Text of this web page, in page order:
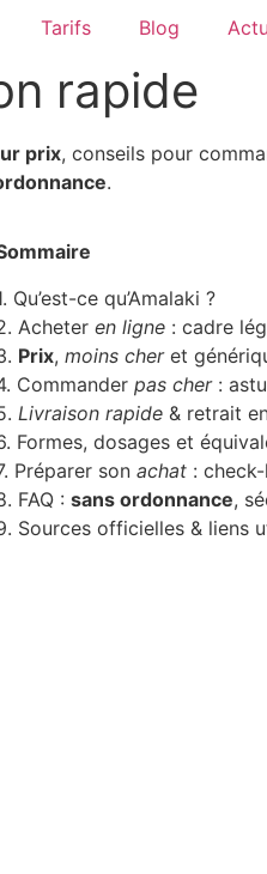
Tarifs Blog
rapide
prix, conseils pour
.
Qu’est-ce qu’Amalaki ?
Acheter en ligne : cadre
Prix, moins cheret
Commander pas cher:
Livraison rapide & retrait
Formes, dosages et
Préparer son achat :
FAQ : sans ordonnance,
Sources officielles & liens